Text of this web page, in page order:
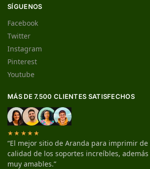
SÍGUENOS
Facebook
Twitter
Instagram
Pinterest
Youtube
MÁS DE 7.500 CLIENTES SATISFECHOS
★★★★★
“El mejor sitio de Aranda para imprimir de
calidad de los soportes increíbles,
muy amables.”